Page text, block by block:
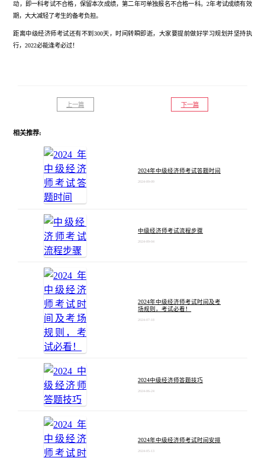
动，即一科考试不合格，保留本次成绩，第二年可单独报名不合格一科。2年考试成绩有效
期，大大减轻了考生的备考负担。
距离中级经济师考试还有不到 300天，时间转瞬即逝，大家要提前做好学习规划并坚持执
行，2022必能逢考必过！
上一篇 下一篇
相关推荐:
2024年中级经济师考试答题时间
2024-09-09
中级经济师考试流程步骤
2024-09-04
2024年中级经济师考试时间及考
场规则，考试必看！
2024-07-18
2024中级经济师答题技巧
2024-06-24
2024年中级经济师考试时间安排
2024-05-13